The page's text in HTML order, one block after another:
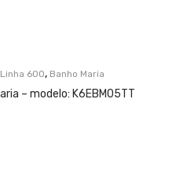
Linha 600, Banho Maria
– modelo: K6EBM05TT